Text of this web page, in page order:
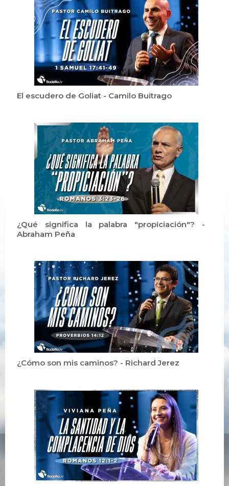
El escudero de Goliat - Camilo Buitrago
¿Qué significa la palabra "propiciación"? -
Abraham Peña
¿Cómo son mis caminos? - Richard Jerez